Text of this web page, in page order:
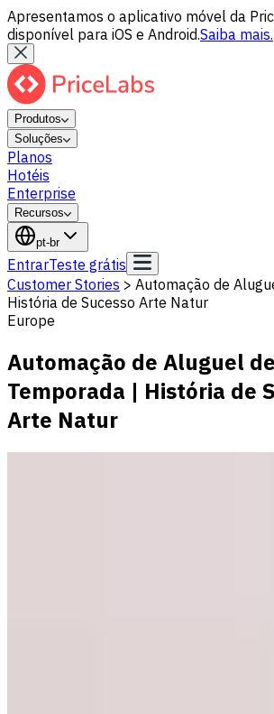
Apresentamos o aplicativo móvel da
disponível para iOS e Android.Saiba mais.
Produtos
Soluções
Planos
Hotéis
Enterprise
Recursos
pt-br
EntrarTeste grátis
Customer Stories > Automação de
História de Sucesso Arte Natur
Europe
Automação de Aluguel de
Temporada | História de
Arte Natur